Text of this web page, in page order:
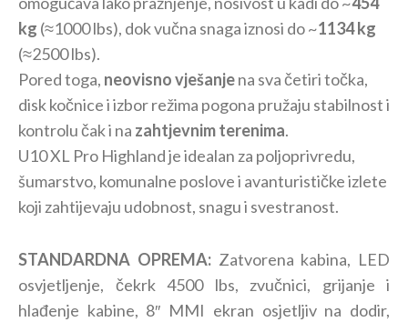
kg (≈1000 lbs), dok vučna snaga iznosi do ~1134 kg
(≈2500 lbs).
Pored toga, neovisno vješanjena sva četiri točka,
disk kočnice i izbor režima pogona pružaju stabilnost i
kontrolu čak i na zahtjevnim terenima.
U10 XL Pro Highland je idealan za poljoprivredu,
šumarstvo, komunalne poslove i avanturističke izlete
koji zahtijevaju udobnost, snagu i svestranost.
STANDARDNA OPREMA:Zatvorena kabina, LED
osvjetljenje, čekrk 4500 lbs, zvučnici, grijanje i
hlađenje kabine, 8″ MMI ekran osjetljiv na dodir,